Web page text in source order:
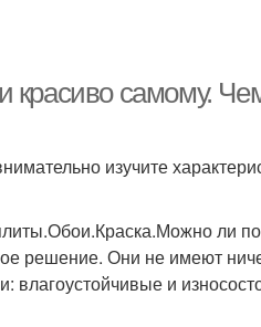
красиво самому.
изучите
ли
решение. Они не имеют
и